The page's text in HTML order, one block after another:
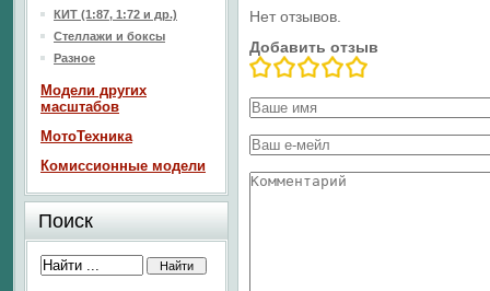
Нет отзывов.
Добавить отзыв
КИТ (1:87, 1:72 и др.)
Стеллажи и боксы
Разное
Модели других
масштабов
МотоТехника
Комиссионные модели
Поиск